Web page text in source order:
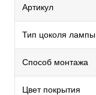
Артикул
Тип цоколя лампы
Способ монтажа
Цвет покрытия